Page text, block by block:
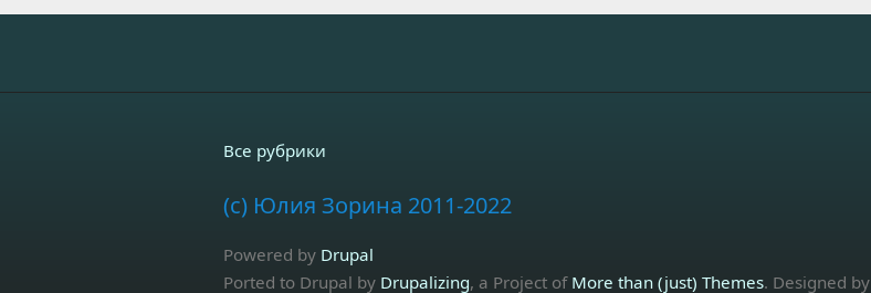
Все рубрики
(c) Юлия Зорина 2011-2022
Powered by Drupal
Ported to Drupal by Drupalizing, a Project of More than (just) Themes. Designed by